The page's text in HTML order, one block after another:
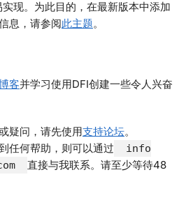
实现。为此目的，在最新版本中添加
息，请参阅此主题。
客并学习使用DFI创建一些令人兴奋
疑问，请先使用支持论坛。
任何帮助，则可以通过
info
直接与我联系。请至少等待48